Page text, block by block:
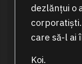
dezlănțui o
care să-l ai
Koi.